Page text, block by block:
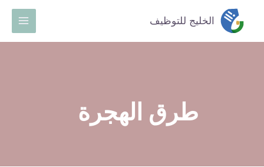
الخليج للتوظيف
Main
Menu
طرق الهجرة